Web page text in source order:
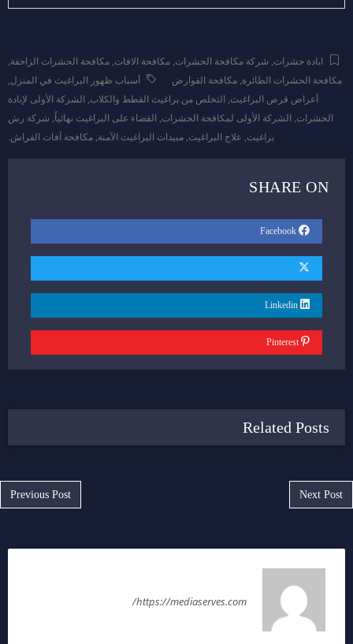
ابادة حشرات شركة مكافحة الحشرات مكافحة الافات مكافحة الحشرات الزاحفة
مكافحة الحشرات الطائرة مكافحة القوارض أسباب ظهور البراغيث في المنزل
أعراض قرص البراغيث التخلص من براغيث القطط والكلاب الشركة الأولى لإبادة
الحشرات الشركة الأولى لمكافحة الحشرات القضاء على البراغيث نهائياً شركة رش
براغيث علاج البراغيث مبيدات البراغيث الآمنة مكافحة آفات الفراش.
SHARE ON
Related Posts
Post navigation
Previous Post Next Post
https://mediaserves.com/